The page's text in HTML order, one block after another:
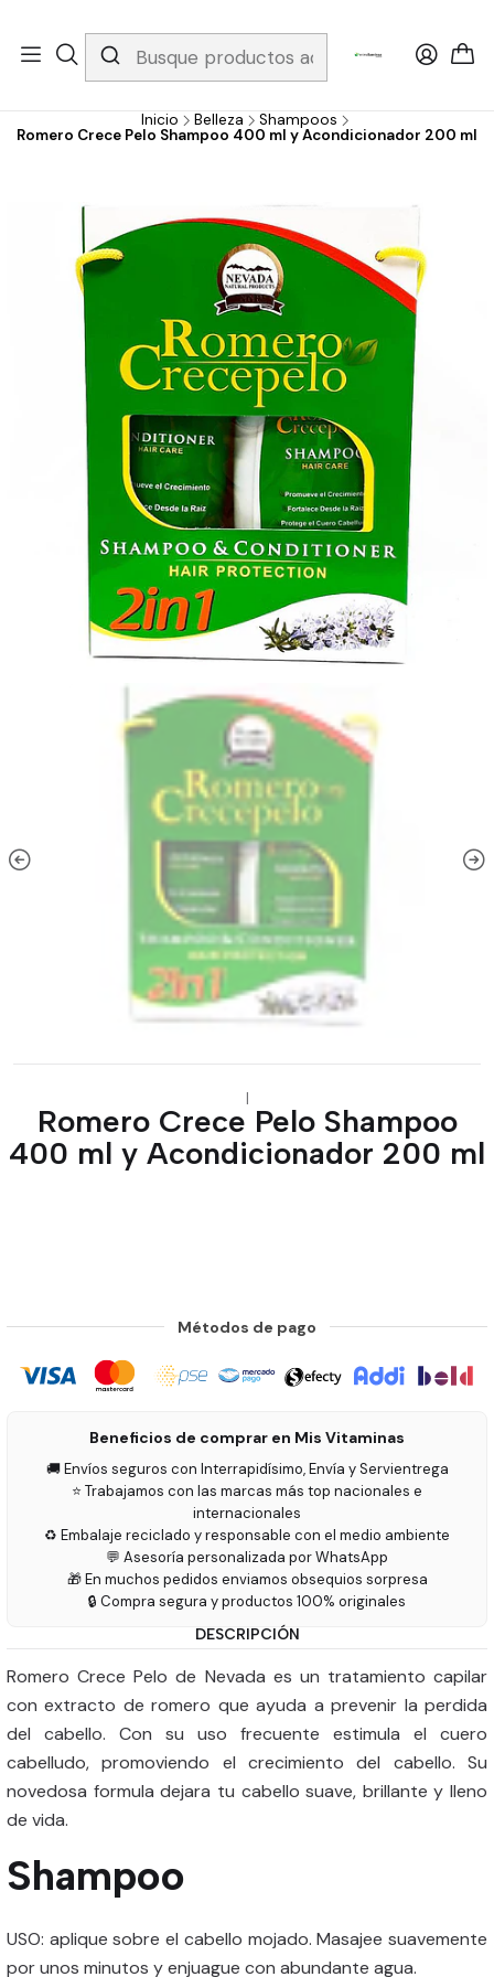
Whatsapp 3229079958/ Fijo 6019251796 / Envios a todo el país y
gratis apartir de 199.000!
Inicio Belleza
Shampoos
Romero Crece Pelo Shampoo 400 ml y Acondicionador 200 ml
|
Romero Crece Pelo Shampoo
400 ml y Acondicionador 200 ml
Métodos de pago
Beneficios de comprar en Mis Vitaminas
🚚 Envíos seguros con Interrapidísimo, Envía y Servientrega
⭐ Trabajamos con las marcas más top nacionales e
internacionales
♻️ Embalaje reciclado y responsable con el medio ambiente
💬 Asesoría personalizada por WhatsApp
🎁 En muchos pedidos enviamos obsequios sorpresa
🔒 Compra segura y productos 100% originales
DESCRIPCIÓN
Romero Crece Pelo de Nevada es un tratamiento capilar
con extracto de romero que ayuda a prevenir la perdida
del cabello. Con su uso frecuente estimula el cuero
cabelludo, promoviendo el crecimiento del cabello. Su
novedosa formula dejara tu cabello suave, brillante y lleno
de vida.
Shampoo
USO: aplique sobre el cabello mojado. Masajee suavemente
por unos minutos y enjuague con abundante agua.